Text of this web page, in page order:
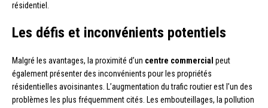
résidentiel.
Les défis et inconvénients potentiels
Malgré les avantages, la proximité d’un centre commercial peut
également présenter des inconvénients pour les propriétés
résidentielles avoisinantes. L’augmentation du trafic routier est l’un des
problèmes les plus fréquemment cités. Les embouteillages, la pollution